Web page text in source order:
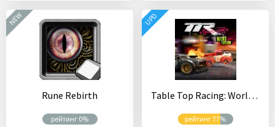
Rune Rebirth
рейтинг 0%
NEW
Table Top Racing: World Tour
рейтинг 77%
UPD